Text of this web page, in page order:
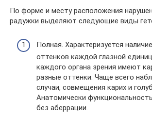
По форме и месту расположения
радужки выделяют следующие виды
Полная. Характеризуется
оттенков каждой глазной
каждого органа зрения имеют
разные оттенки. Чаще всего
случаи, совмещения карих и
Анатомически
без аберрации.